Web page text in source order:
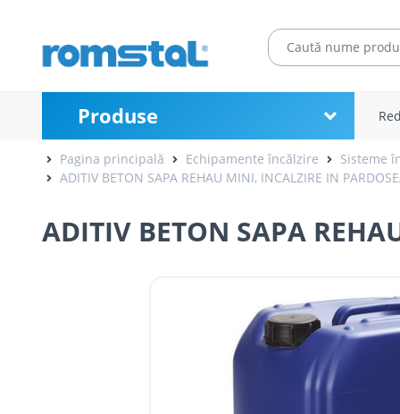
Produse
Pagina principală Echipamente încălzire Sisteme
ADITIV BETON SAPA REHAU MINI, INCALZIRE IN
ADITIV BETON SAPA